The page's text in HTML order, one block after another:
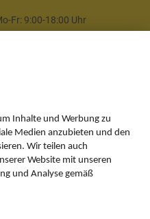
Fr: 9:00-18:00 Uhr